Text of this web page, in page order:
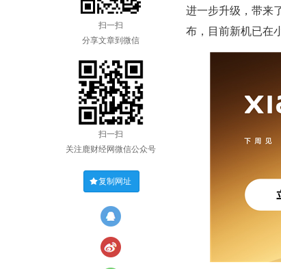
扫一扫
分享文章到微信
扫一扫
关注鹿财经网微信公众号
复制网址
进一步升级，带来
布，目前新机已在